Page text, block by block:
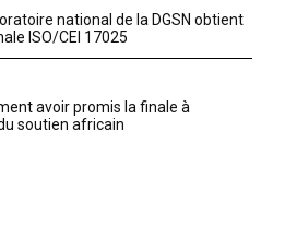
national de la DGSN obtient
ISO/CEI 17025
avoir promis la finale à
soutien africain